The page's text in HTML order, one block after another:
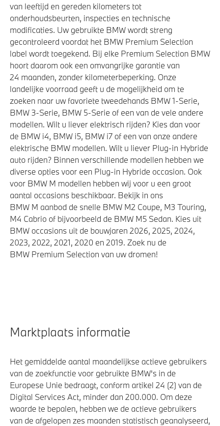
van leeftijd en gereden kilometers tot
onderhoudsbeurten, inspecties en technische
modificaties. Uw gebruikte BMW wordt streng
gecontroleerd voordat het BMW Premium Selection
label wordt toegekend. Bij elke Premium Selection BMW
hoort daarom ook een omvangrijke garantie van
24 maanden, zonder kilometerbeperking. Onze
landelijke voorraad geeft u de mogelijkheid om te
zoeken naar uw favoriete tweedehands BMW 1-Serie,
BMW 3-Serie, BMW 5-Serie of een van de vele andere
modellen. Wilt u liever elektrisch rijden? Kies dan voor
de BMW i4, BMW i5, BMW i7 of een van onze andere
elektrische BMW modellen. Wilt u liever Plug-in Hybride
auto rijden? Binnen verschillende modellen hebben we
diverse opties voor een Plug-in Hybride occasion. Ook
voor BMW M modellen hebben wij voor u een groot
aantal occasions beschikbaar. Bekijk in ons
BMW M aanbod de snelle BMW M2 Coupe, M3 Touring,
M4 Cabrio of bijvoorbeeld de BMW M5 Sedan. Kies uit
BMW occasions uit de bouwjaren 2026, 2025, 2024,
2023, 2022, 2021, 2020 en 2019. Zoek nu de
BMW Premium Selection van uw dromen!
Marktplaats informatie
Het gemiddelde aantal maandelijkse actieve gebruikers
van de zoekfunctie voor gebruikte BMW's in de
Europese Unie bedraagt, conform artikel 24 (2) van de
Digital Services Act, minder dan 200.000. Om deze
waarde te bepalen, hebben we de actieve gebruikers
van de afgelopen zes maanden statistisch geanalyseerd,